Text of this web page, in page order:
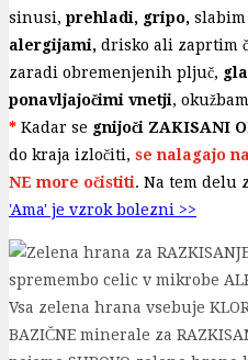
sinusi, prehladi, gripo,
alergijami, drisko ali zaprtim
zaradi obremenjenih pljuč,
ponavljajočimi vnetji,
* Kadar se gnijoči ZAKISANI
do kraja izločiti, se nalagajo
NE more očistiti. Na tem delu
'Ama' je vzrok bolezni >>
Vsa zelena hrana vsebuje
BAZIČNE minerale za